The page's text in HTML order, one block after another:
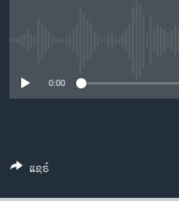
ຊີວິດຊາວລາວ
ທຸລະກິດ
0:00
ແຊຣ໌